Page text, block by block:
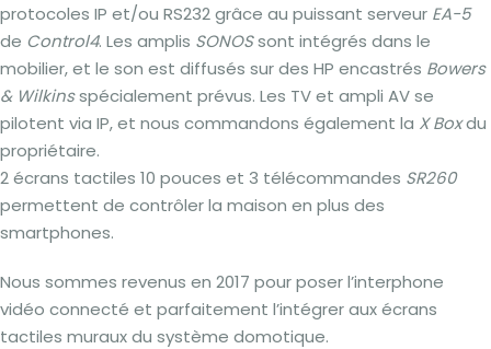
protocoles IP et/ou RS232 grâce au puissant serveur EA-5
de Control4. Les amplis SONOSsont intégrés dans le
mobilier, et le son est diffusés sur des HP encastrés Bowers
& Wilkinsspécialement prévus. Les TV et ampli AV se
pilotent via IP, et nous commandons également la X Boxdu
propriétaire.
2 écrans tactiles 10 pouces et 3 télécommandes SR260
permettent de contrôler la maison en plus des
smartphones.
Nous sommes revenus en 2017 pour poser l’interphone
vidéo connecté et parfaitement l’intégrer aux écrans
tactiles muraux du système domotique.